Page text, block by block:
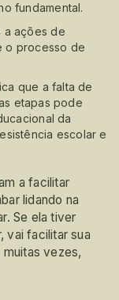
fundamental.
a ações de
o processo de
que a falta de
etapas pode
da
escolar e
a facilitar
lidando na
Se ela tiver
vai facilitar sua
muitas vezes,